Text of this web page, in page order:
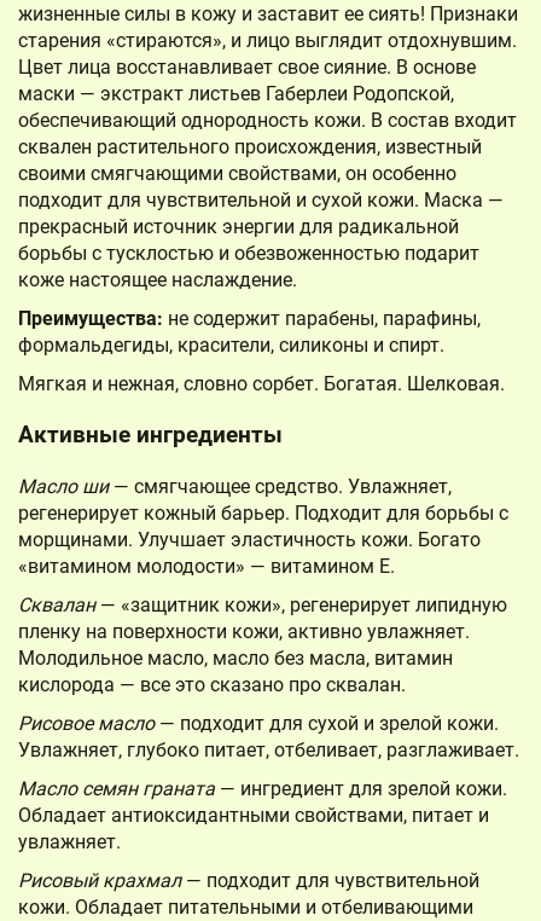
жизненные силы в кожу и заставит ее сиять! Признаки
старения «стираются», и лицо выглядит отдохнувшим.
Цвет лица восстанавливает свое сияние. В основе
маски — экстракт листьев Габерлеи Родопской,
обеспечивающий однородность кожи. В состав входит
сквален растительного происхождения, известный
своими смягчающими свойствами, он особенно
подходит для чувствительной и сухой кожи. Маска —
прекрасный источник энергии для радикальной
борьбы с тусклостью и обезвоженностью подарит
коже настоящее наслаждение.
Преимущества: не содержит парабены, парафины,
формальдегиды, красители, силиконы и спирт.
Мягкая и нежная, словно сорбет. Богатая. Шелковая.
Активные ингредиенты
Масло ши— смягчающее средство. Увлажняет,
регенерирует кожный барьер. Подходит для борьбы с
морщинами. Улучшает эластичность кожи. Богато
«витамином молодости» — витамином Е.
Сквалан — «защитник кожи», регенерирует липидную
пленку на поверхности кожи, активно увлажняет.
Молодильное масло, масло без масла, витамин
кислорода — все это сказано про сквалан.
Рисовое масло— подходит для сухой и зрелой кожи.
Увлажняет, глубоко питает, отбеливает, разглаживает.
Масло семян граната — ингредиент для зрелой кожи.
Обладает антиоксидантными свойствами, питает и
увлажняет.
Рисовый крахмал— подходит для чувствительной
кожи. Обладает питательными и отбеливающими